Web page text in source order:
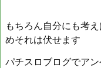
もちろん自分にも考
めそれは伏せます
パチスロブログでア